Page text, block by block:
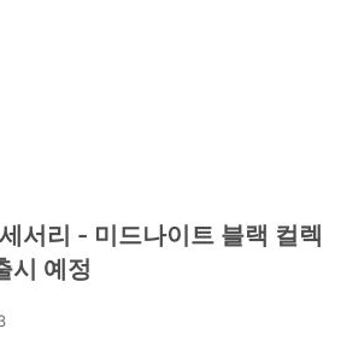
서리 - 미드나이트 블랙 컬렉
시 예정